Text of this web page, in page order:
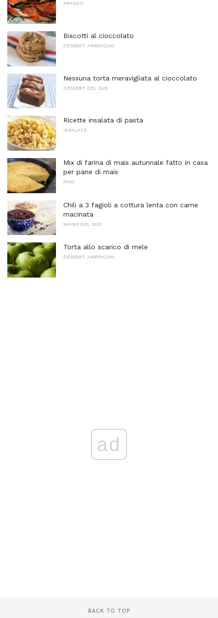
PRANZO
Biscotti al cioccolato
DESSERT AMERICANI
Nessuna torta meravigliata al cioccolato
DESSERT DEL SUD
Ricette insalata di pasta
INSALATE
Mix di farina di mais autunnale fatto in casa
per pane di mais
PANI
Chili a 3 fagioli a cottura lenta con carne
macinata
MAINS DEL SUD
Torta allo scarico di mele
DESSERT AMERICANI
ad
BACK TO TOP